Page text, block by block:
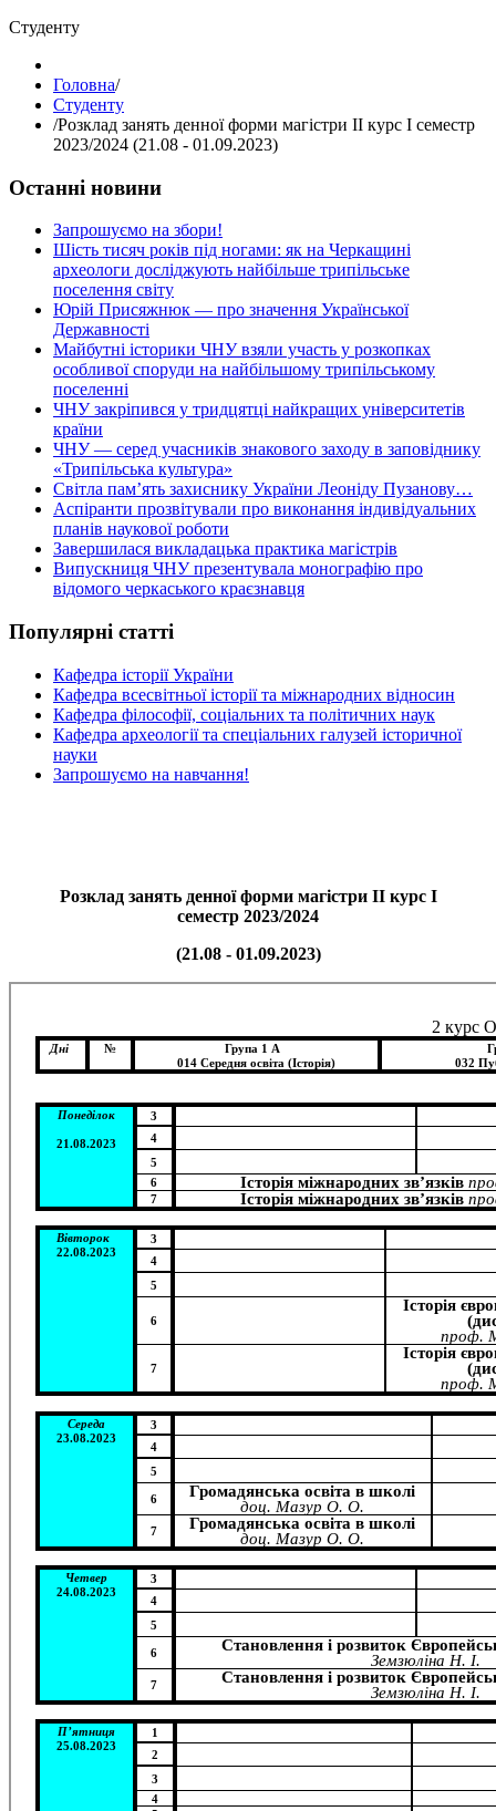
Студенту
Головна/
Студенту
/Розклад занять денної форми магістри ІІ курс І семестр
2023/2024 (21.08 - 01.09.2023)
Останні новини
Запрошуємо на збори!
Шість тисяч років під ногами: як на Черкащині
археологи досліджують найбільше трипільське
поселення світу
Юрій Присяжнюк — про значення Української
Державності
Майбутні історики ЧНУ взяли участь у розкопках
особливої споруди на найбільшому трипільському
поселенні
ЧНУ закріпився у тридцятці найкращих університетів
країни
ЧНУ — серед учасників знакового заходу в заповіднику
«Трипільська культура»
Світла пам’ять захиснику України Леоніду Пузанову…
Аспіранти прозвітували про виконання індивідуальних
планів наукової роботи
Завершилася викладацька практика магістрів
Випускниця ЧНУ презентувала монографію про
відомого черкаського краєзнавця
Популярні статті
Кафедра історії України
Кафедра всесвітньої історії та міжнародних відносин
Кафедра філософії, соціальних та політичних наук
Кафедра археології та спеціальних галузей історичної
науки
Запрошуємо на навчання!
Розклад занять денної форми магістри ІІ курс І
семестр 2023/2024
(21.08 - 01.09.2023)